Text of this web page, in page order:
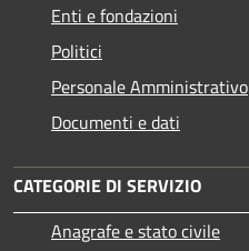
Enti e fondazioni
Politici
Personale Amministrativo
Documenti e dati
CATEGORIE DI SERVIZIO
Anagrafe e stato civile